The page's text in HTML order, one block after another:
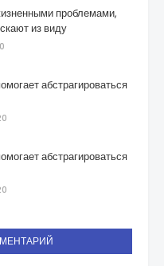
проблемами,
из виду
абстрагироваться
абстрагироваться